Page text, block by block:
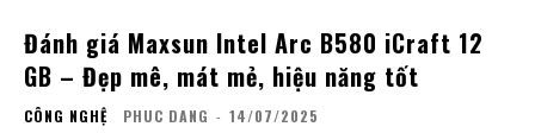
Đánh giá Maxsun Intel Arc B580 iCraft 12
GB – Đẹp mê, mát mẻ, hiệu năng tốt
CÔNG NGHỆ PHUC DANG - 14/07/2025